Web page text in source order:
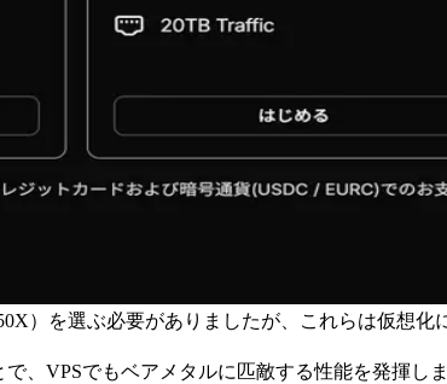
）を選ぶ必要がありましたが、これらは仮想
、VPSでもベアメタルに匹敵する性能を発揮